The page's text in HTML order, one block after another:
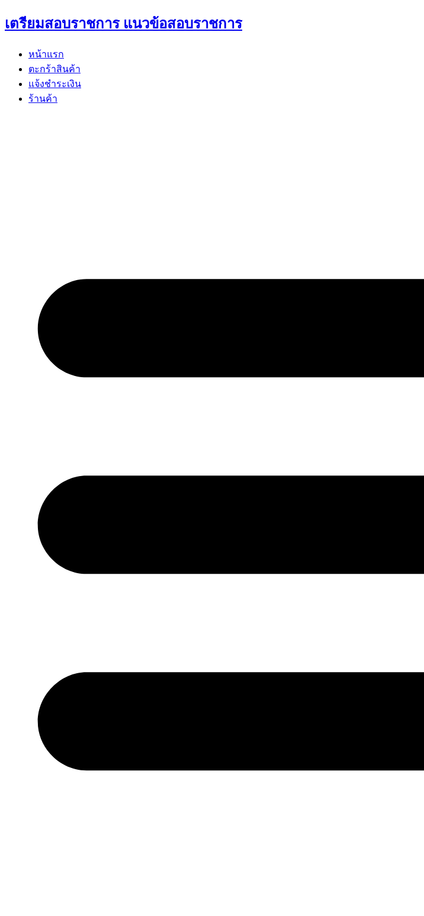
Skip
to
เตรียมสอบราชการ แนวข้อสอบราชการ
หน้าแรก
ตะกร้าสินค้า
แจ้งชำระเงิน
ร้านค้า